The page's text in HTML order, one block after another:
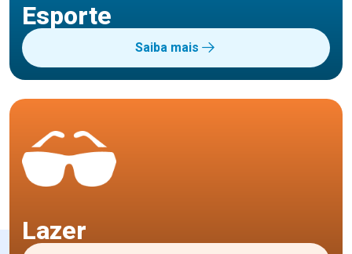
Esporte
Saiba mais
Lazer